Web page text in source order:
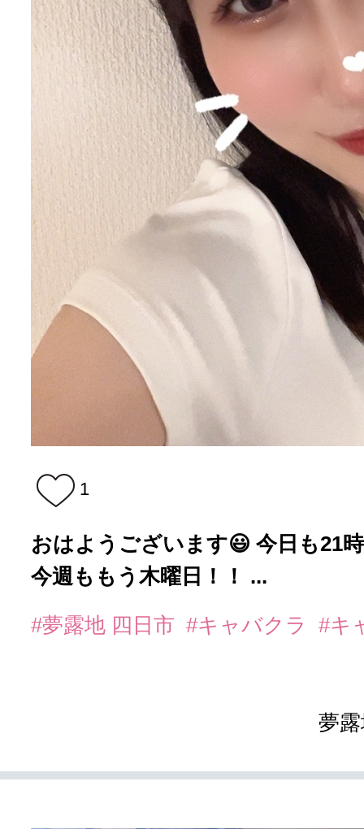
1
おはようございます😃 今日も21
今週ももう木曜日！！ ...
#夢露地 四日市 #キャバクラ #キ
夢